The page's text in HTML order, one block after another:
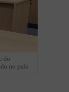
do
no país